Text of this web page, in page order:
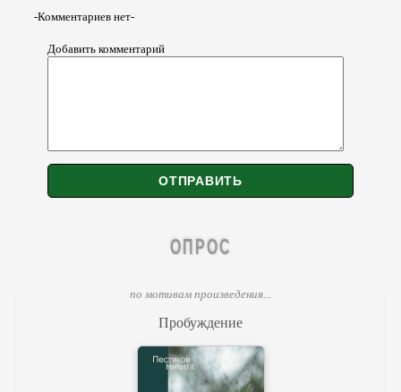
-Комментариев нет-
Добавить комментарий
ОПРОС
по мотивам произведения...
Пробуждение